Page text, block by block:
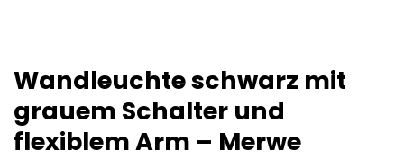
Wandleuchte schwarz mit
grauem Schalter und
flexiblem Arm – Merwe